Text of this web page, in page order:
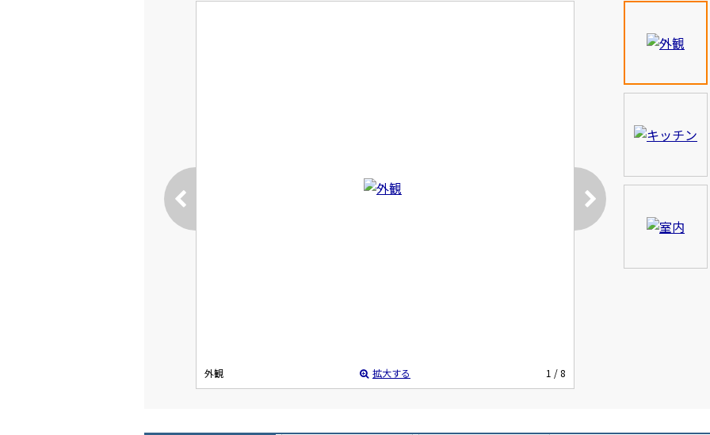
外観 拡大する 1 / 8